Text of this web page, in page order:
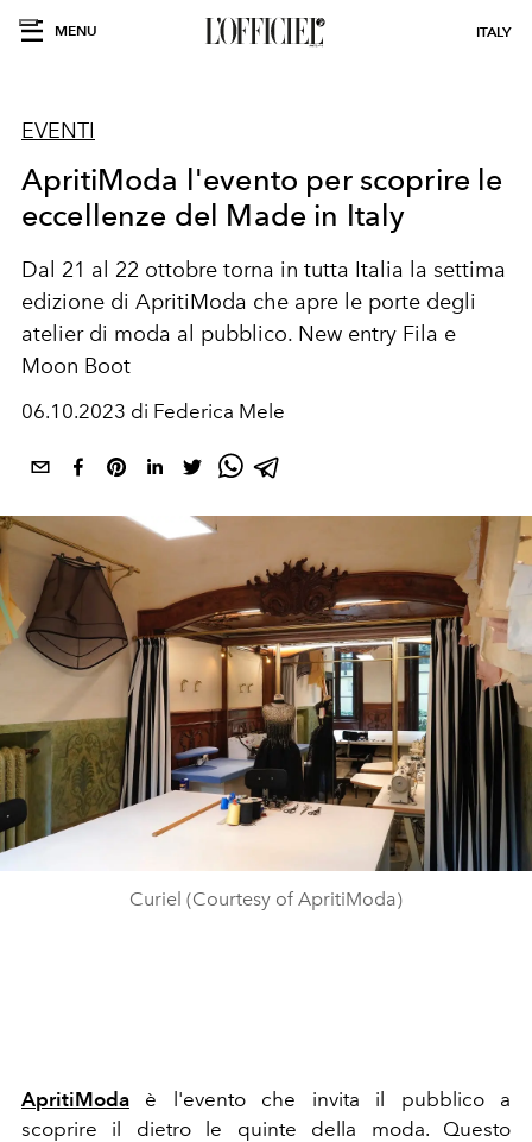
MENU ITALY
EVENTI
ApritiModa l'evento per scoprire le
eccellenze del Made in Italy
Dal 21 al 22 ottobre torna in tutta Italia la settima
edizione di ApritiModa che apre le porte degli
atelier di moda al pubblico. New entry Fila e
Moon Boot
06.10.2023 di Federica Mele
Curiel (Courtesy of ApritiModa)
ApritiModa
è l'evento che invita il pubblico a
scoprire il dietro le quinte della moda. Questo